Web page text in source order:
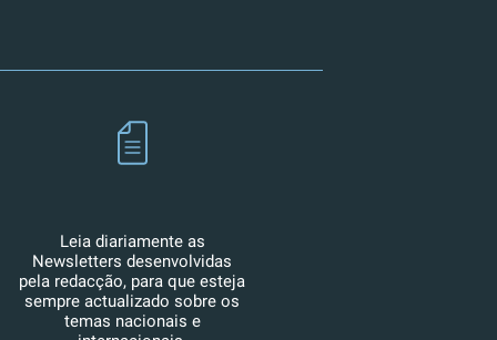
Leia diariamente as
Newsletters desenvolvidas
pela redacção, para que esteja
sempre actualizado sobre os
temas nacionais e